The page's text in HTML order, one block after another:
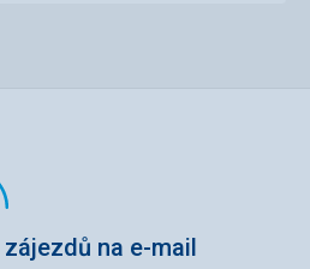
na e-mail